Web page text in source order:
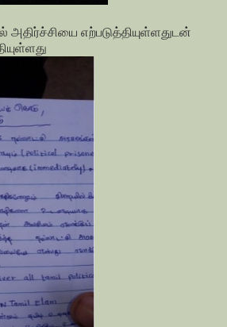
அதிர்ச்சியை எற்படுத்தியுள்ளதுடன்